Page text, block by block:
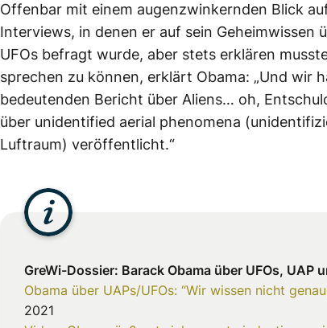
Offenbar mit einem augenzwinkernden Blick
Interviews, in denen er auf sein Geheimwissen
UFOs befragt wurde, aber stets erklären
sprechen zu können, erklärt Obama: „Und wir
bedeutenden Bericht über Aliens… oh,
über unidentified aerial phenomena
Luftraum) veröffentlicht.“
GreWi-Dossier: Barack Obama über UFOs, UAP
Obama über UAPs/UFOs: “Wir wissen nicht
2021